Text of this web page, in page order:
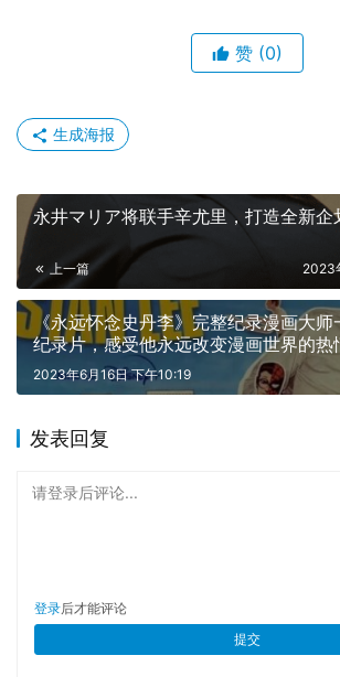
岭东和徐克却固执的一条道走到了黑。
《新火烧红莲寺》是香港嘉禾电影有限
厂合作的产物，因为有合拍背景，所以《
的内地外景非常苍莽辽阔，而且有很多内
饰演洪熙官的杨升，饰演翠河的林泉，饰
赞 (0)
生成海报
永井マリア将联手辛尤里，打造全新企
上一篇 2023
《永远怀念史丹李》完整纪录漫画大
纪录片，感受他永远改变漫画世界的热
2023年6月16日 下午10:19
发表回复
请登录后评论...
登录后才能评论
提交